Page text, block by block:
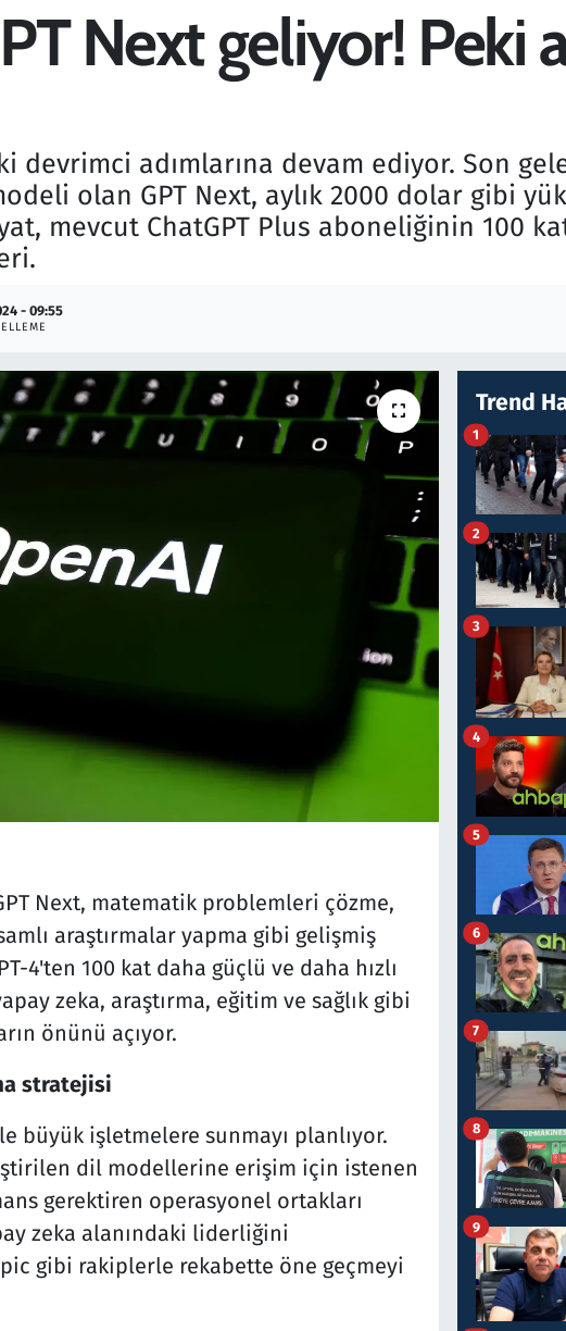
Next geliyor! Peki
devrimci adımlarına devam ediyor. Son
olan GPT Next, aylık 2000 dolar gibi
mevcut ChatGPT Plus aboneliğinin 100
- 09:55
Next, matematik problemleri çözme,
araştırmalar yapma gibi gelişmiş
4'ten 100 kat daha güçlü ve daha hızlı
zeka, araştırma, eğitim ve sağlık gibi
önünü açıyor.
stratejisi
büyük işletmelere sunmayı planlıyor.
dil modellerine erişim için istenen
gerektiren operasyonel ortakları
zeka alanındaki liderliğini
gibi rakiplerle rekabette öne geçmeyi
Trend
1
2
3
4
5
6
7
8
9